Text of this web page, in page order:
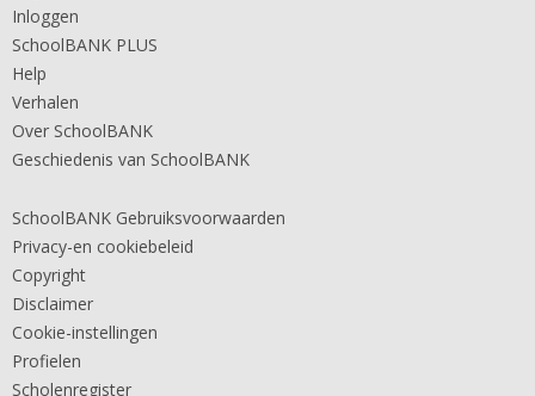
Inloggen
SchoolBANK PLUS
Help
Verhalen
Over SchoolBANK
Geschiedenis van SchoolBANK
SchoolBANK Gebruiksvoorwaarden
Privacy-en cookiebeleid
Copyright
Disclaimer
Cookie-instellingen
Profielen
Scholenregister